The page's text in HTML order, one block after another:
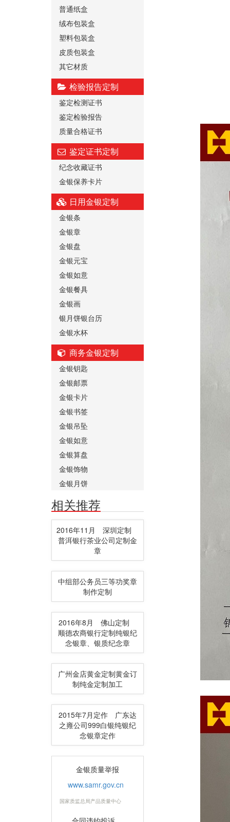
普通纸盒
绒布包装盒
塑料包装盒
皮质包装盒
其它材质
检验报告定制
鉴定检测证书
鉴定检验报告
质量合格证书
鉴定证书定制
纪念收藏证书
金银保养卡片
日用金银定制
金银条
金银章
金银盘
金银元宝
金银如意
金银餐具
金银画
银月饼银台历
金银水杯
商务金银定制
金银钥匙
金银邮票
金银卡片
金银书签
金银吊坠
金银如意
金银算盘
金银饰物
金银月饼
相关推荐
2016年11月 深圳定制
普洱银行茶业公司定制金
章
中组部公务员三等功奖章
制作定制
2016年8月 佛山定制
顺德农商银行定制纯银纪
念银章、银质纪念章
广州金店黄金定制黄金订
制纯金定制加工
2015年7月定作 广东达
之雍公司999白银纯银纪
念银章定作
金银质量举报
www.samr.gov.cn
国家质监总局产品质量中心